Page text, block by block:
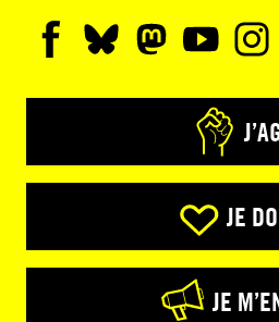
JE
JE